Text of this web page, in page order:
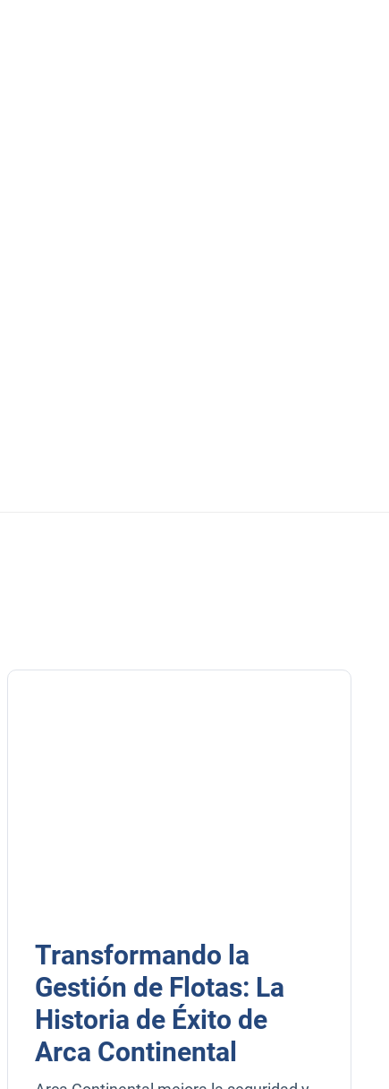
Transformando la
Gestión de Flotas: La
Historia de Éxito de
Arca Continental